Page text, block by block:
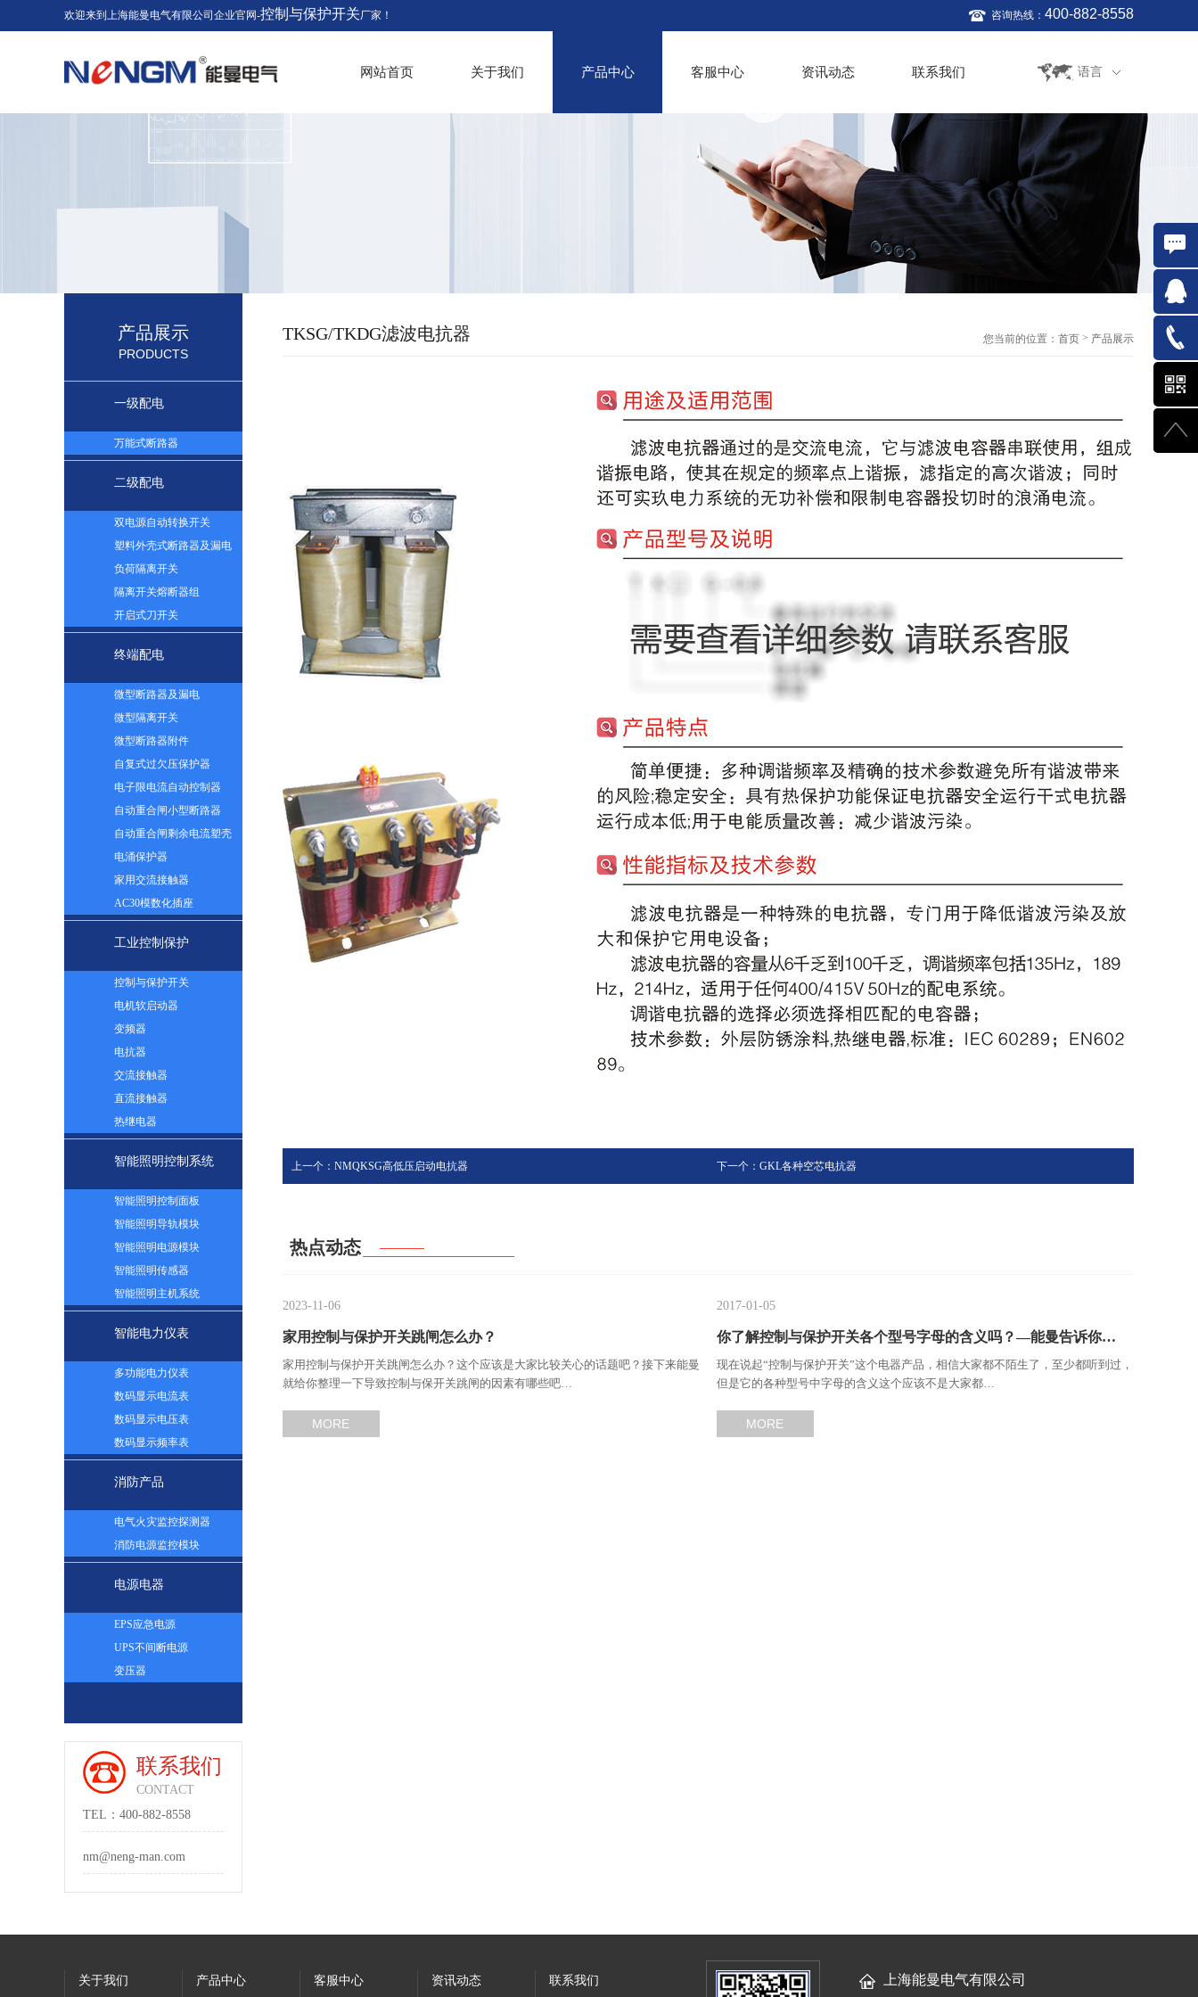
欢迎来到上海能曼电气有限公司企业官网-控制与保护开关厂家！ 咨询热线： 400-882-8558
网站首页 关于我们 产品中心 客服中心 资讯动态 联系我们 语言
产品展示
PRODUCTS
一级配电
万能式断路器
二级配电
双电源自动转换开关
塑料外壳式断路器及漏电
负荷隔离开关
隔离开关熔断器组
开启式刀开关
终端配电
微型断路器及漏电
微型隔离开关
微型断路器附件
自复式过欠压保护器
电子限电流自动控制器
自动重合闸小型断路器
自动重合闸剩余电流塑壳
断路器
电涌保护器
家用交流接触器
AC30模数化插座
工业控制保护
控制与保护开关
电机软启动器
变频器
电抗器
交流接触器
直流接触器
热继电器
智能照明控制系统
智能照明控制面板
智能照明导轨模块
智能照明电源模块
智能照明传感器
智能照明主机系统
智能电力仪表
多功能电力仪表
数码显示电流表
数码显示电压表
数码显示频率表
消防产品
电气火灾监控探测器
消防电源监控模块
电源电器
EPS应急电源
UPS不间断电源
变压器
联系我们
CONTACT
TEL：400-882-8558
nm@neng-man.com
TKSG/TKDG滤波电抗器 您当前的位置： 首页 > 产品展示
上一个：NMQKSG高低压启动电抗器 下一个：GKL各种空芯电抗器
热点动态
2023-11-06
家用控制与保护开关跳闸怎么办？
家用控制与保护开关跳闸怎么办？这个应该是大家比较关心的话题吧？接下来能曼
就给你整理一下导致控制与保开关跳闸的因素有哪些吧…
MORE
2017-01-05
你了解控制与保护开关各个型号字母的含义吗？—能曼告诉你…
现在说起“控制与保护开关”这个电器产品，相信大家都不陌生了，至少都听到过，
但是它的各种型号中字母的含义这个应该不是大家都…
MORE
关于我们 产品中心 客服中心 资讯动态 联系我们 上海能曼电气有限公司
在线咨
询
021-